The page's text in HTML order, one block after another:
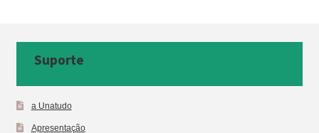
Suporte
a Unatudo
Apresentação